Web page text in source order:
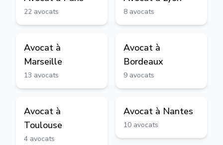
22 avocats 8 avocats
Avocat à
Marseille
13 avocats
Avocat à
Bordeaux
9 avocats
Avocat à
Toulouse
4 avocats
Avocat à Nantes
10 avocats